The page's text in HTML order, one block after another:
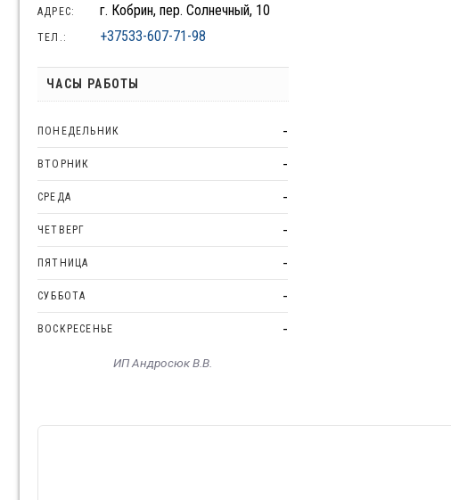
АДРЕС: г. Кобрин, пер. Солнечный, 10
ТЕЛ.: +37533-607-71-98
ЧАСЫ РАБОТЫ
ПОНЕДЕЛЬНИК -
ВТОРНИК -
СРЕДА -
ЧЕТВЕРГ -
ПЯТНИЦА -
СУББОТА -
ВОСКРЕСЕНЬЕ -
ИП Андросюк В.В.